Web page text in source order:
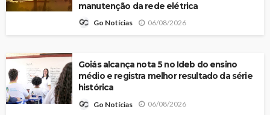
manutenção da rede elétrica
Go Notícias 06/08/2026
Goiás alcança nota 5 no Ideb do ensino
médio e registra melhor resultado da série
histórica
Go Notícias 06/08/2026